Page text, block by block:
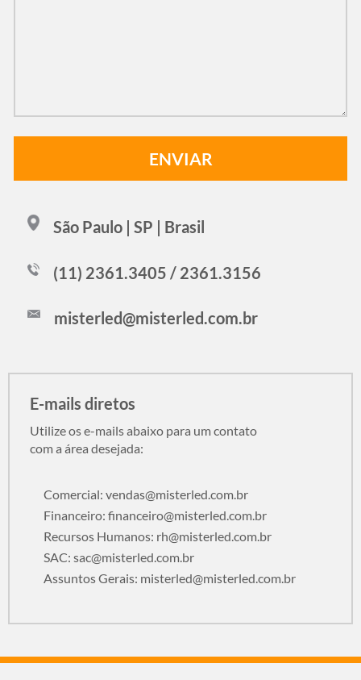
São Paulo | SP | Brasil
(11) 2361.3405 / 2361.3156
misterled@misterled.com.br
E-mails diretos
Utilize os e-mails abaixo para um contato
com a área desejada:
Comercial: vendas@misterled.com.br
Financeiro: financeiro@misterled.com.br
Recursos Humanos: rh@misterled.com.br
SAC: sac@misterled.com.br
Assuntos Gerais: misterled@misterled.com.br